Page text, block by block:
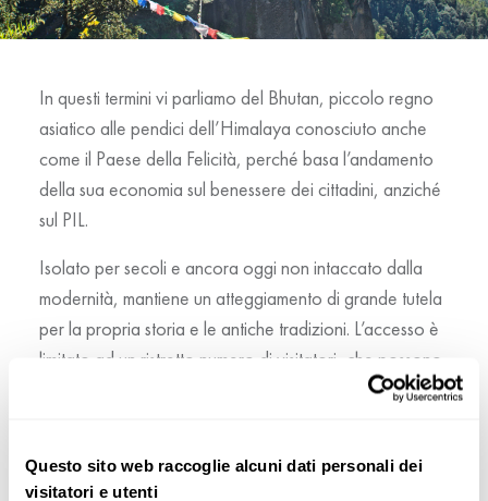
Questo sito web raccoglie alcuni dati personali dei
visitatori e utenti
In questi termini vi parliamo del Bhutan, piccolo regno
asiatico alle pendici dell’Himalaya conosciuto anche
come il Paese della Felicità, perché basa l’andamento
della sua economia sul benessere dei cittadini, anziché
sul PIL.
Isolato per secoli e ancora oggi non intaccato dalla
modernità, mantiene un atteggiamento di grande tutela
per la propria storia e le antiche tradizioni. L’accesso è
limitato ad un ristretto numero di visitatori, che possono
scoprire paesaggi meravigliosi, villaggi dove la vita è
occasione del Festival di Paro